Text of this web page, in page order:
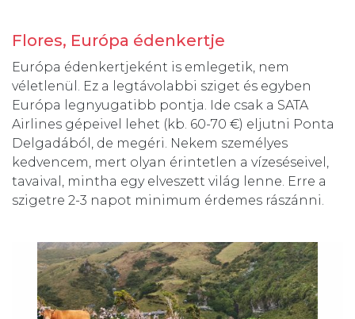
Flores, Európa édenkertje
Európa édenkertjeként is emlegetik, nem
véletlenül. Ez a legtávolabbi sziget és egyben
Európa legnyugatibb pontja. Ide csak a SATA
Airlines gépeivel lehet (kb. 60-70 €) eljutni Ponta
Delgadából, de megéri. Nekem személyes
kedvencem, mert olyan érintetlen a vízeséseivel,
tavaival, mintha egy elveszett világ lenne. Erre a
szigetre 2-3 napot minimum érdemes rászánni.